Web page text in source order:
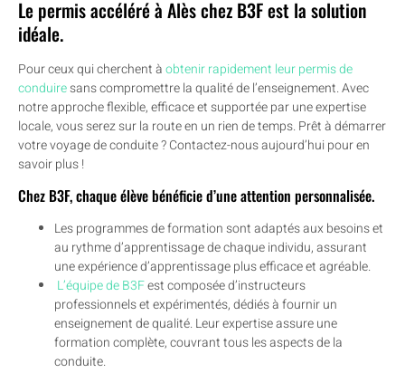
Le permis accéléré à Alès chez B3F est la solution
idéale.
Pour ceux qui cherchent àobtenir rapidement leur permis de
conduiresans compromettre la qualité de l’enseignement. Avec
notre approche flexible, efficace et supportée par une expertise
locale, vous serez sur la route en un rien de temps. Prêt à démarrer
votre voyage de conduite ? Contactez-nous aujourd’hui pour en
savoir plus !
Chez B3F, chaque élève bénéficie d’une attention personnalisée.
Les programmes de formation sont adaptés aux besoins et
au rythme d’apprentissage de chaque individu, assurant
une expérience d’apprentissage plus efficace et agréable.
L’équipe de B3Fest composée d’instructeurs
professionnels et expérimentés, dédiés à fournir un
enseignement de qualité. Leur expertise assure une
formation complète, couvrant tous les aspects de la
conduite.